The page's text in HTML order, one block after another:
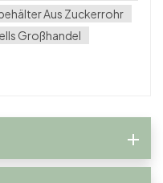
Aus Zuckerrohr
Großhandel